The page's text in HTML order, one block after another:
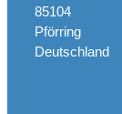
85104
Pförring
Deutschland